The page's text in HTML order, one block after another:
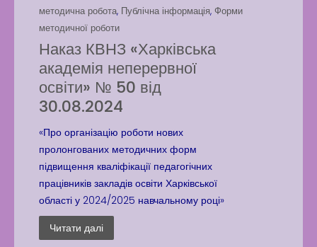
методична робота, Публічна інформація, Форми
методичної роботи
Наказ КВНЗ «Харківська
академія неперервної
освіти» № 50 від
30.08.2024
«Про організацію роботи нових
пролонгованих методичних форм
підвищення кваліфікації педагогічних
працівників закладів освіти Харківської
області у 2024/2025 навчальному році»
Читати далі